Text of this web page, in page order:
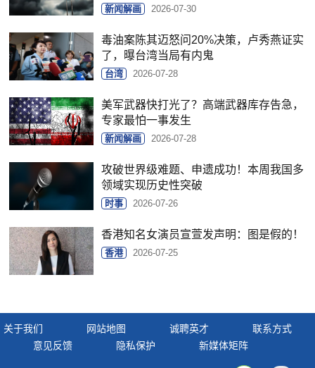
新闻解画 2026-07-30
毒油案陈其迈怒问20%决策，卢秀燕证实
了，曝台湾当局有内鬼
台湾 2026-07-28
美军武器快打光了？高端武器库存告急，
专家最怕一事发生
新闻解画 2026-07-28
攻破世界级难题、申遗成功！本周我国多
领域实现历史性突破
时事 2026-07-26
香港知名女演员宣萱发声明：图是假的！
香港 2026-07-25
关于我们 网站地图 诚聘英才
联系方式
意见反馈
隐私保护 新媒体矩阵